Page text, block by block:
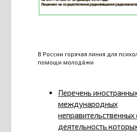
В России горячая линия для
помощи молодёжи
Перечень
международных
неправительственных
деятельность